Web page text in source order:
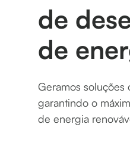
de
de
Geramos soluções
garantindo o
de energia